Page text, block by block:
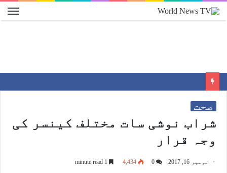
صحت
شراب نوشی سات مختلف کینسر کی
وجہ قرار
نومبر 16, 2017 4,434